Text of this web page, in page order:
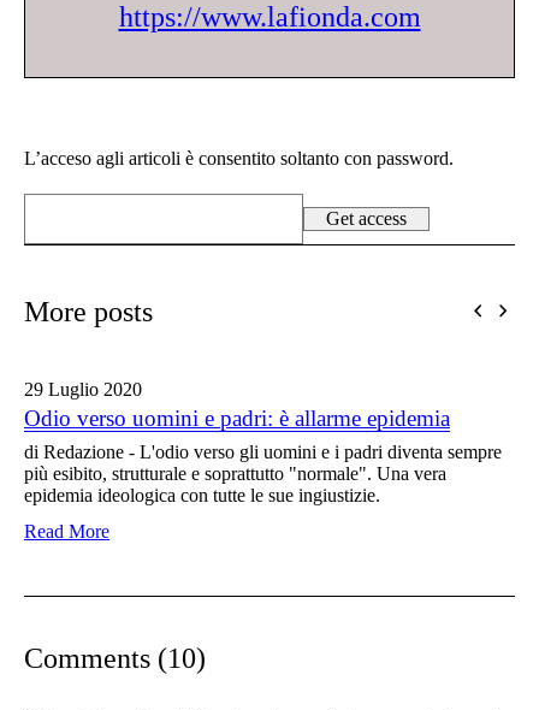
https://www.lafionda.com
L’acceso agli articoli è consentito soltanto con password.
More posts
29 Luglio 2020
Odio verso uomini e padri: è allarme epidemia
di Redazione - L'odio verso gli uomini e i padri diventa sempre
più esibito, strutturale e soprattutto "normale". Una vera
epidemia ideologica con tutte le sue ingiustizie.
Read More
Comments (10)